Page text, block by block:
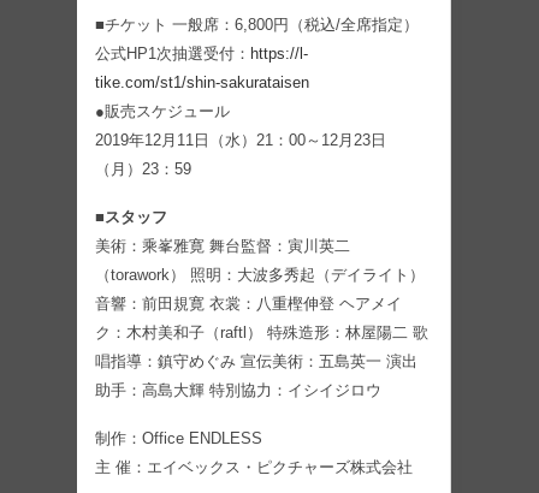
■チケット 一般席：6,800円（税込/全席指定）
公式HP1次抽選受付： https://l-
tike.com/st1/shin-sakurataisen
●販売スケジュール
2019年12月11日（水）21：00～12月23日
（月）23：59
■スタッフ
美術：乘峯雅寛 舞台監督：寅川英二
（torawork） 照明：大波多秀起（デイライト）
音響：前田規寛 衣裳：八重樫伸登 ヘアメイ
ク：木村美和子（raftl） 特殊造形：林屋陽二 歌
唱指導：鎮守めぐみ 宣伝美術：五島英一 演出
助手：高島大輝 特別協力：イシイジロウ
制作：Office ENDLESS
主 催：エイベックス・ピクチャーズ株式会社